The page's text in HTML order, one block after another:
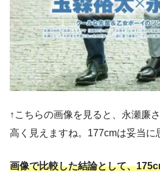
↑こちらの画像を見ると、永瀬廉
高く見えますね。177cmは妥当に
画像で比較した結論として、